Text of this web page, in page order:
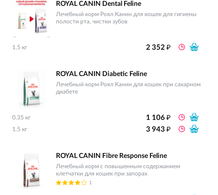
ROYAL CANIN Dental Feline
Лечебный корм Роял Канин для кошек для гигиены
полости рта, чистки зубов
1.5 кг 2 352₽
ROYAL CANIN Diabetic Feline
Лечебный корм Роял Канин для кошек при сахарном
диабете
0.35 кг 1 106₽
1.5 кг 3 943₽
ROYAL CANIN Fibre Response Feline
Лечебный корм с повышенным содержанием
клетчатки для кошек при запорах
1